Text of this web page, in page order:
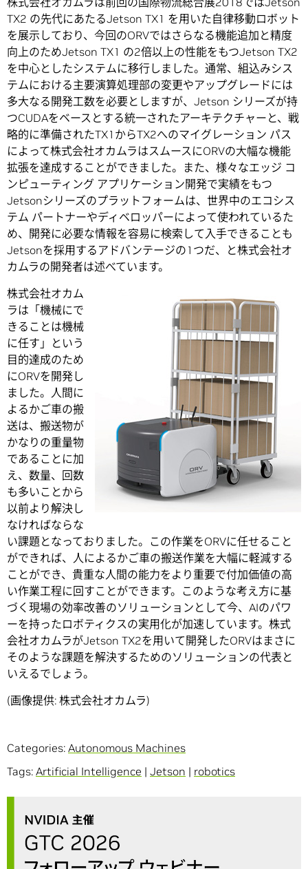
TX2 の先代にあたるJetson TX1 を用いた自律移動ロボット
を展示しており、今回のORVではさらなる機能追加と精度
向上のためJetson TX1 の2倍以上の性能をもつJetson TX2
を中心としたシステムに移行しました。通常、組込みシス
テムにおける主要演算処理部の変更やアップグレードには
多大なる開発工数を必要としますが、Jetson シリーズが持
つCUDAをベースとする統一されたアーキテクチャーと、戦
略的に準備されたTX1からTX2へのマイグレーション パス
によって株式会社オカムラはスムースにORVの大幅な機能
拡張を達成することができました。また、様々なエッジ コ
ンピューティング アプリケーション開発で実績をもつ
Jetsonシリーズのプラットフォームは、世界中のエコシス
テム パートナーやディベロッパーによって使われているた
め、開発に必要な情報を容易に検索して入手できることも
Jetsonを採用するアドバンテージの1つだ、と株式会社オ
カムラの開発者は述べています。
株式会社オカム
ラは「機械にで
きることは機械
に任す」という
目的達成のため
にORVを開発し
ました。人間に
よるかご車の搬
送は、搬送物が
かなりの重量物
であることに加
え、数量、回数
も多いことから
以前より解決し
なければならな
い課題となっておりました。この作業をORVに任せること
ができれば、人によるかご車の搬送作業を大幅に軽減する
ことができ、貴重な人間の能力をより重要で付加価値の高
い作業工程に回すことができます。このような考え方に基
づく現場の効率改善のソリューションとして今、AIのパワ
ーを持ったロボティクスの実用化が加速しています。株式
会社オカムラがJetson TX2を用いて開発したORVはまさに
そのような課題を解決するためのソリューションの代表と
いえるでしょう。
(画像提供: 株式会社オカムラ)
Categories: Autonomous Machines
Tags: Artificial Intelligence | Jetson | robotics